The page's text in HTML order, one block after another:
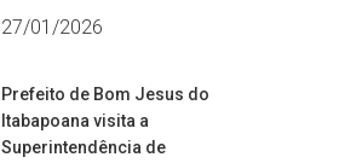
27/01/2026
Prefeito de Bom Jesus do
Itabapoana visita a
Superintendência de